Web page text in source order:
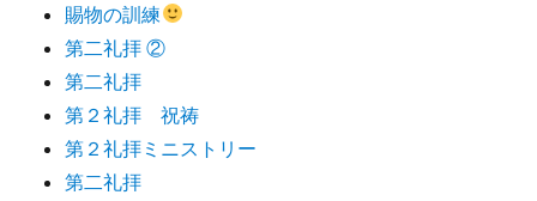
賜物の訓練
第二礼拝 ②
第二礼拝
第２礼拝 祝祷
第２礼拝ミニストリー
第二礼拝